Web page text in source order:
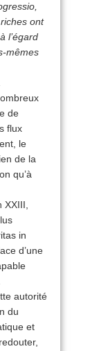
ont
l’égard
mêmes
de
flux
le
de la
qu’à
in
d’une
autorité
du
et